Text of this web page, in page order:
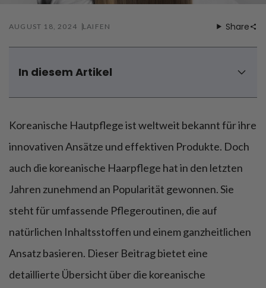
Zähneputzen
AUGUST 18, 2024 LAIFEN Share
In diesem Artikel
Haarpflegeroutine erstellen: Koreanische
Fazit
Koreanische Hautpflege ist weltweit bekannt für ihre
innovativen Ansätze und effektiven Produkte. Doch
auch die koreanische Haarpflege hat in den letzten
Jahren zunehmend an Popularität gewonnen. Sie
steht für umfassende Pflegeroutinen, die auf
natürlichen Inhaltsstoffen und einem ganzheitlichen
Ansatz basieren. Dieser Beitrag bietet eine
detaillierte Übersicht über die koreanische